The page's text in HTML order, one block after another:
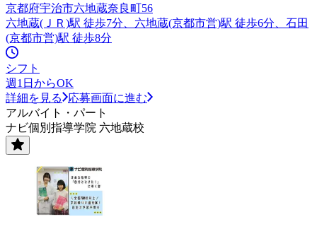
京都府宇治市六地蔵奈良町56
六地蔵(ＪＲ)駅 徒歩7分、六地蔵(京都市営)駅 徒歩6分、石田
(京都市営)駅 徒歩8分
シフト
週1日からOK
詳細を見る
応募画面に進む
アルバイト・パート
ナビ個別指導学院 六地蔵校